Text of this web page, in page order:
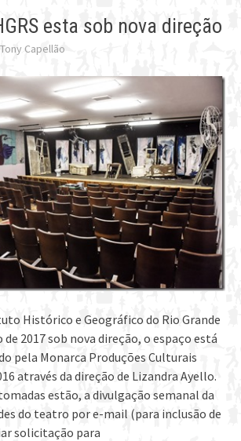
esta sob nova direção
Tony Capellão
Histórico e Geográfico do Rio Grande
de 2017 sob nova direção, o espaço está
pela Monarca Produções Culturais
através da direção de Lizandra Ayello.
estão, a divulgação semanal da
do teatro por e-mail (para inclusão de
solicitação para